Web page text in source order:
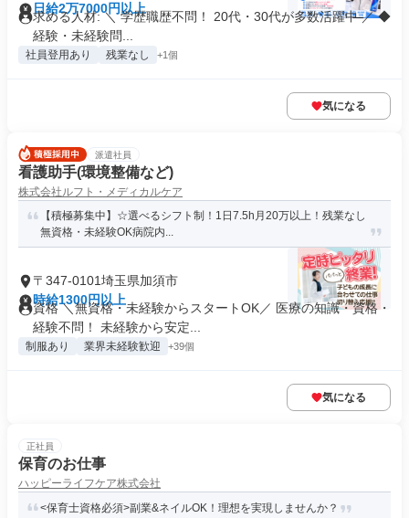
日給2万7000円以上
求める人材: ＼ 学歴職歴不問！ 20代・30代が多数活躍中 ／ ◆
経験・未経験問...
社員登用あり 残業なし +1個
気になる
派遣社員
看護助手(環境整備など)
株式会社ルフト・メディカルケア
【積極募集中】☆選べるシフト制！1日7.5h月20万以上！残業なし
無資格・未経験OK病院内...
〒347-0101埼玉県加須市
時給1300円以上
資格 ＼無資格・未経験からスタートOK／ 医療の知識・資格・
経験不問！ 未経験から安定...
制服あり 業界未経験歓迎 +39個
気になる
正社員
保育のお仕事
ハッピーライフケア株式会社
<保育士資格必須>副業&ネイルOK！理想を実現しませんか？